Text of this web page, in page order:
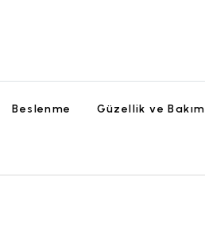
Beslenme Güzellik ve Bakım